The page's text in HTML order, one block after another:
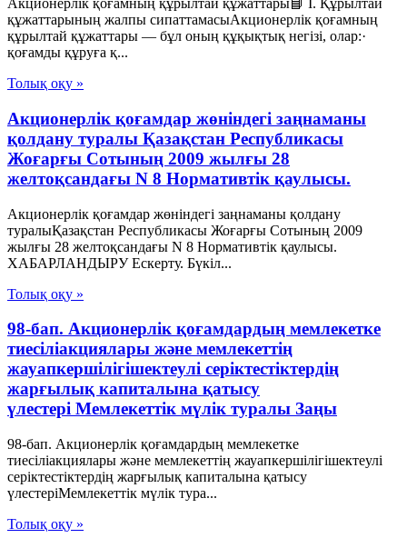
Акционерлік қоғамның құрылтай құжаттары📘 I. Құрылтай
құжаттарының жалпы сипаттамасыАкционерлік қоғамның
құрылтай құжаттары — бұл оның құқықтық негізі, олар:·
қоғамды құруға қ...
Толық оқу »
Акционерлік қоғамдар жөніндегі заңнаманы
қолдану туралы Қазақстан Республикасы
Жоғарғы Сотының 2009 жылғы 28
желтоқсандағы N 8 Нормативтік қаулысы.
Акционерлік қоғамдар жөніндегі заңнаманы қолдану
туралыҚазақстан Республикасы Жоғарғы Сотының 2009
жылғы 28 желтоқсандағы N 8 Нормативтік қаулысы.
ХАБАРЛАНДЫРУ Ескерту. Бүкіл...
Толық оқу »
98-бап. Акционерлік қоғамдардың мемлекетке
тиесiлiакциялары және мемлекеттiң
жауапкершiлiгiшектеулi серiктестiктердiң
жарғылық капиталына қатысу
үлестерi Мемлекеттік мүлік туралы Заңы
98-бап. Акционерлік қоғамдардың мемлекетке
тиесiлiакциялары және мемлекеттiң жауапкершiлiгiшектеулi
серiктестiктердiң жарғылық капиталына қатысу
үлестерiМемлекеттік мүлік тура...
Толық оқу »